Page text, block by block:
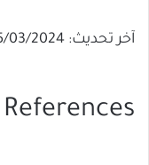
آخر تحديث: 05/03/2024
References